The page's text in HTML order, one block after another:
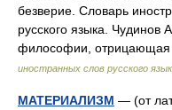
безверие. Словарь
русского языка.
философии,
иностранных слов русского
МАТЕРИАЛИЗМ — (от